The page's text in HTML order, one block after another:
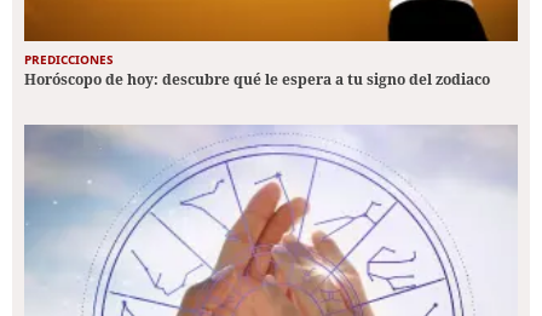
PREDICCIONES
Horóscopo de hoy: descubre qué le espera a tu signo del zodiaco